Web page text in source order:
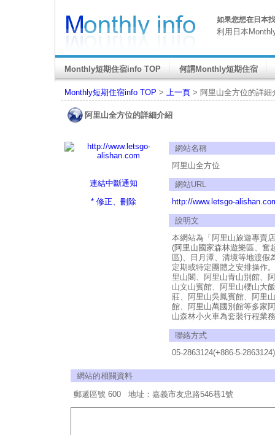
如果您想在日本
利用日本
Monthly短期住宿info TOP 何謂Monthly短期住宿
Monthly短期住宿info TOP > 上一頁 > 阿里山全方位的詳細
阿里山全方位的詳細介紹
連結中斷通知
* 修正、刪除
網站名稱
阿里山全方位
網站URL
http://www.letsgo-
說明文
本網站為「阿里山旅遊專賣
(阿里山國家森林遊樂區、奮
區)、日月潭、清境等地渡假
定期或特定團體之安排操作
里山閣、阿里山青山別館、
山文山賓館、阿里山櫻山大
莊、阿里山吳鳳賓館、阿里
館、阿里山萬國別館等多家
山森林小火車為套裝行程業
聯絡方式
05-2863124(+886-5-2863124)
網站的相關資料
郵遞區號 600 地址：嘉義市友忠路546巷1號